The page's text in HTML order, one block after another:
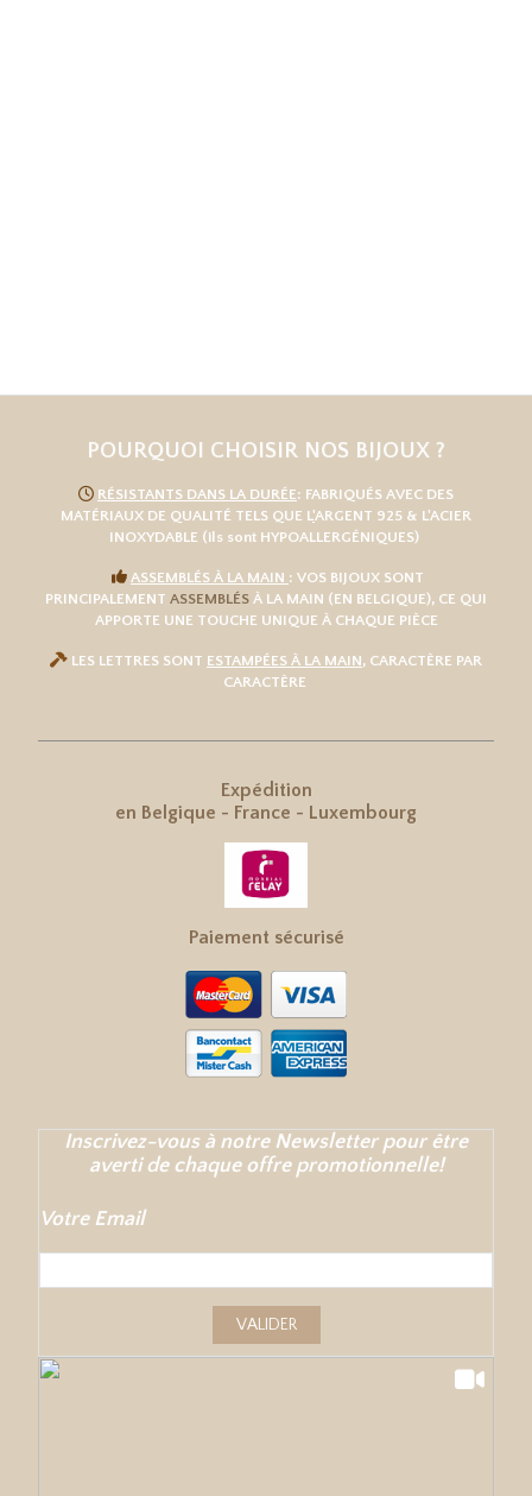
POURQUOI CHOISIR NOS BIJOUX ?
 RÉSISTANTS DANS LA DURÉE: FABRIQUÉS AVEC DES
MATÉRIAUX DE QUALITÉ TELS QUE L 'ARGENT 925 & L'ACIER
INOXYDABLE (ils sont HYPOALLERGÉNIQUES)
 ASSEMBLÉS À LA MAIN : VOS BIJOUX SONT
PRINCIPALEMENT ASSEMBLÉS À LA MAIN (EN BELGIQUE), CE QUI
APPORTE UNE TOUCHE UNIQUE À CHAQUE PIÈCE
 LES LETTRES SONT ESTAMPÉES À LA MAIN, CARACTÈRE PAR
CARACTÈRE
Expédition
en Belgique - France - Luxembourg
Paiement sécurisé
Inscrivez-vous à notre Newsletter pour être
averti de chaque offre promotionnelle!
Votre Email
VALIDER